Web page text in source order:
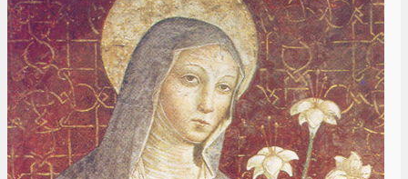
Ordo Fratrum Minorum
Provinsi St. Michael Malaikat Agung -
Indonesia